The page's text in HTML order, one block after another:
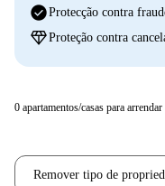
check_circleProtecção contra
diamondProteção contra
0 apartamentos/casas para
Remover tipo de